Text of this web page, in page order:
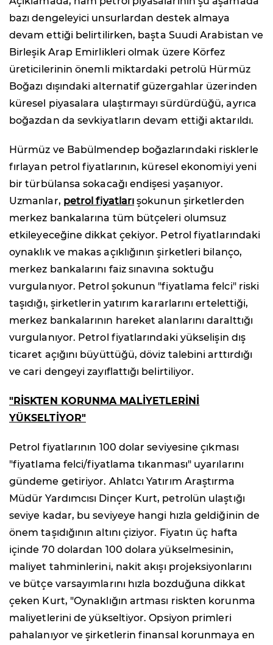
bazı dengeleyici unsurlardan destek almaya
devam ettiği belirtilirken, başta Suudi Arabistan ve
Birleşik Arap Emirlikleri olmak üzere Körfez
üreticilerinin önemli miktardaki petrolü Hürmüz
Boğazı dışındaki alternatif güzergahlar üzerinden
küresel piyasalara ulaştırmayı sürdürdüğü, ayrıca
boğazdan da sevkiyatların devam ettiği aktarıldı.
Hürmüz ve Babülmendep boğazlarındaki risklerle
fırlayan petrol fiyatlarının, küresel ekonomiyi yeni
bir türbülansa sokacağı endişesi yaşanıyor.
Uzmanlar, petrol fiyatları şokunun şirketlerden
merkez bankalarına tüm bütçeleri olumsuz
etkileyeceğine dikkat çekiyor. Petrol fiyatlarındaki
oynaklık ve makas açıklığının şirketleri bilanço,
merkez bankalarını faiz sınavına soktuğu
vurgulanıyor. Petrol şokunun "fiyatlama felci" riski
taşıdığı, şirketlerin yatırım kararlarını ertelettiği,
merkez bankalarının hareket alanlarını daralttığı
vurgulanıyor. Petrol fiyatlarındaki yükselişin dış
ticaret açığını büyüttüğü, döviz talebini arttırdığı
ve cari dengeyi zayıflattığı belirtiliyor.
"RİSKTEN KORUNMA MALİYETLERİNİ
YÜKSELTİYOR"
Petrol fiyatlarının 100 dolar seviyesine çıkması
"fiyatlama felci/fiyatlama tıkanması" uyarılarını
gündeme getiriyor. Ahlatcı Yatırım Araştırma
Müdür Yardımcısı Dinçer Kurt, petrolün ulaştığı
seviye kadar, bu seviyeye hangi hızla geldiğinin de
önem taşıdığının altını çiziyor. Fiyatın üç hafta
içinde 70 dolardan 100 dolara yükselmesinin,
maliyet tahminlerini, nakit akışı projeksiyonlarını
ve bütçe varsayımlarını hızla bozduğuna dikkat
çeken Kurt, "Oynaklığın artması riskten korunma
maliyetlerini de yükseltiyor. Opsiyon primleri
pahalanıyor ve şirketlerin finansal korunmaya en